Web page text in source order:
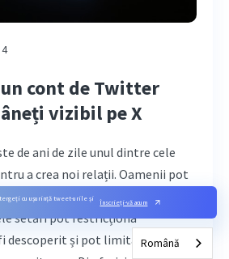
cu ușurință tweet-urile și
Înscrieți-vă acum
cont de Twitter
vizibil pe X
de ani de zile unul dintre cele
a crea noi relații. Oamenii pot
din orice parte a lumii. Cu
setări pot restricționa
descoperit și pot limita
Română